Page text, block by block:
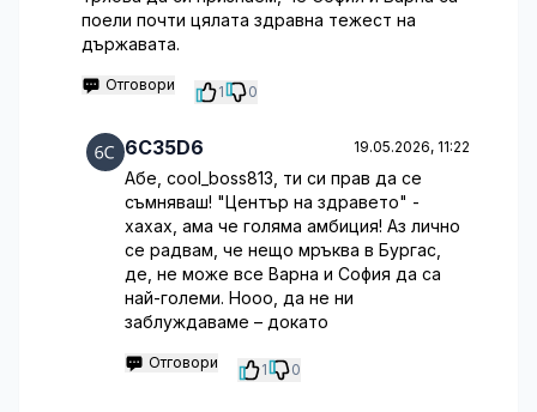
поели почти цялата здравна тежест на
държавата.
Отговори 1 0
6C35D6 19.05.2026, 11:22
Абе, cool_boss813, ти си прав да се
съмняваш! "Център на здравето" -
хахах, ама че голяма амбиция! Аз лично
се радвам, че нещо мръква в Бургас,
де, не може все Варна и София да са
най-големи. Нооо, да не ни
заблуждаваме – докато
Отговори 1 0